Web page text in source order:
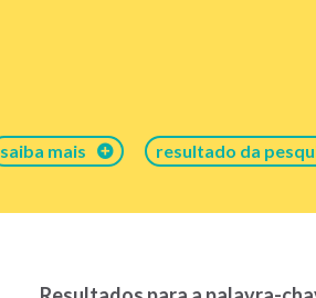
saiba mais resultado da